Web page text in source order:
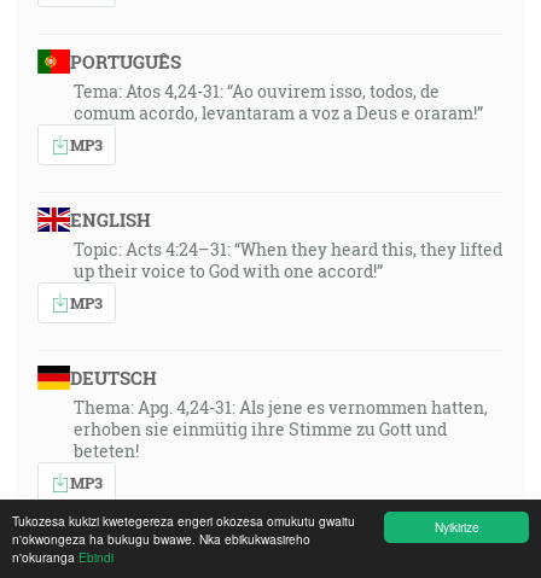
Nyikirize
Tukozesa kukizi kwetegereza engeri okozesa omukutu gwaitu
n'okwongeza ha bukugu bwawe. Nka ebikukwasireho
n'okuranga Ebindi
PORTUGUÊS
Tema: Atos 4,24-31: “Ao ouvirem isso, todos, de
comum acordo, levantaram a voz a Deus e oraram!”
MP3
ENGLISH
Topic: Acts 4:24–31: “When they heard this, they lifted
up their voice to God with one accord!”
MP3
DEUTSCH
Thema: Apg. 4,24-31: Als jene es vernommen hatten,
erhoben sie einmütig ihre Stimme zu Gott und
beteten!
MP3
SRPSKOHRVATSKI